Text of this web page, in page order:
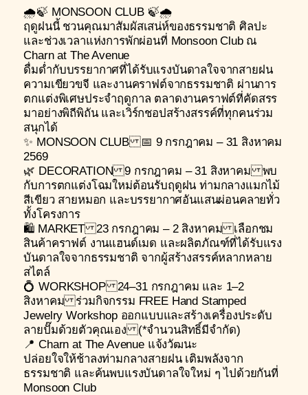
🌧️🍃 MONSOON CLUB 🍃🌧️
ฤดูฝนนี้ ชวนคุณมาสัมผัสเสน่ห์ของธรรมชาติ ศิลปะ
และช่วงเวลาแห่งการพักผ่อนที่ Monsoon Club ณ
Charn at The Avenue
ดื่มด่ำกับบรรยากาศที่ได้รับแรงบันดาลใจจากสายฝน
ความเขียวขจี และงานคราฟต์จากธรรมชาติ ผ่านการ
ตกแต่งพิเศษประจำฤดูกาล ตลาดงานคราฟต์ที่คัดสรร
มาอย่างพิถีพิถัน และเวิร์กชอปสร้างสรรค์ที่ทุกคนร่วม
สนุกได้
✨ MONSOON CLUB 📅 9 กรกฎาคม – 31 สิงหาคม
2569
🌿 DECORATION 9 กรกฎาคม – 31 สิงหาคม พบ
กับการตกแต่งโฉมใหม่ต้อนรับฤดูฝน ท่ามกลางแมกไม้
สีเขียว สายหมอก และบรรยากาศอันแสนผ่อนคลายทั่ว
ทั้งโครงการ
🛍️ MARKET 23 กรกฎาคม – 2 สิงหาคม เลือกชม
สินค้าคราฟต์ งานแฮนด์เมด และผลิตภัณฑ์ที่ได้รับแรง
บันดาลใจจากธรรมชาติ จากผู้สร้างสรรค์หลากหลาย
สไตล์
💍 WORKSHOP 24–31 กรกฎาคม และ 1–2
สิงหาคม ร่วมกิจกรรม FREE Hand Stamped
Jewelry Workshop ออกแบบและสร้างเครื่องประดับ
ลายปั๊มด้วยตัวคุณเอง (*จำนวนสิทธิ์มีจำกัด)
📍 Charn at The Avenue แจ้งวัฒนะ
ปล่อยใจให้ช้าลงท่ามกลางสายฝน เติมพลังจาก
ธรรมชาติ และค้นพบแรงบันดาลใจใหม่ ๆ ไปด้วยกันที่
Monsoon Club